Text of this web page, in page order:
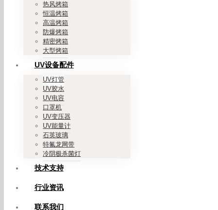
热风烤箱
恒温烤箱
高温烤箱
防爆烤箱
精密烤箱
大型烤箱
UV设备配件
UV灯管
UV胶水
UV电容
口罩机
UV变压器
UV能量计
石英玻璃
特氟龙网带
冷阴极杀菌灯
技术支持
行业资讯
联系我们